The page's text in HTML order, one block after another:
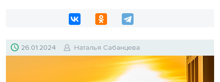
26.01.2024 Наталья Сабанцева